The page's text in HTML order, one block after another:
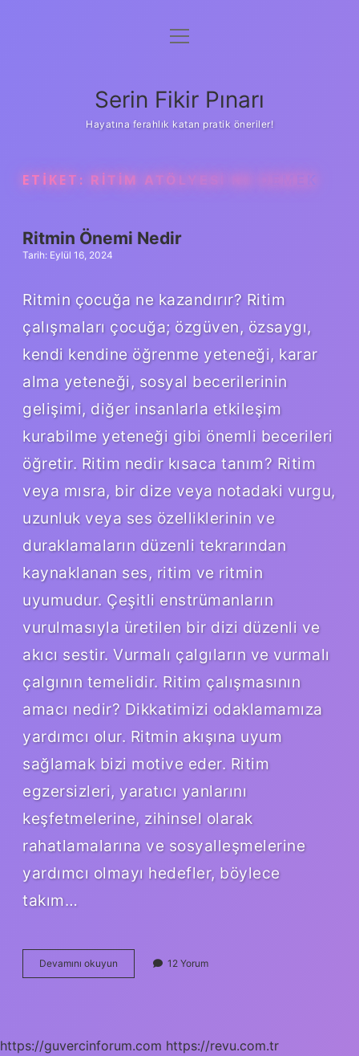
Gizlilik Politikası
Yasal Uyarı
menüyü
Serin Fikir Pınarı
Hayatına ferahlık katan pratik öneriler!
ETIKET: RITIM ATÖLYESI NE DEMEK
Ritmin Önemi Nedir
Tarih: Eylül 16, 2024
Ritmin çocuğa ne kazandırır? Ritim
çalışmaları çocuğa; özgüven, özsaygı,
kendi kendine öğrenme yeteneği, karar
alma yeteneği, sosyal becerilerinin
gelişimi, diğer insanlarla etkileşim
kurabilme yeteneği gibi önemli becerileri
öğretir. Ritim nedir kısaca tanım? Ritim
veya mısra, bir dize veya notadaki vurgu,
uzunluk veya ses özelliklerinin ve
duraklamaların düzenli tekrarından
kaynaklanan ses, ritim ve ritmin
uyumudur. Çeşitli enstrümanların
vurulmasıyla üretilen bir dizi düzenli ve
akıcı sestir. Vurmalı çalgıların ve vurmalı
çalgının temelidir. Ritim çalışmasının
amacı nedir? Dikkatimizi odaklamamıza
yardımcı olur. Ritmin akışına uyum
sağlamak bizi motive eder. Ritim
egzersizleri, yaratıcı yanlarını
keşfetmelerine, zihinsel olarak
rahatlamalarına ve sosyalleşmelerine
yardımcı olmayı hedefler, böylece
takım…
Devamını okuyun
Önemi
12 Yorum
https://guvercinforum.com https://revu.com.tr